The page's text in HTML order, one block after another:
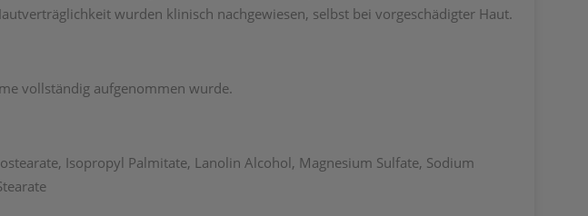
wurden klinisch nachgewiesen, selbst bei vorgeschädigter Haut.
vollständig aufgenommen wurde.
Isopropyl Palmitate, Lanolin Alcohol, Magnesium Sulfate, Sodium